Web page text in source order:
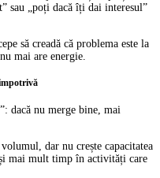
sau „poți dacă îți dai interesul”
să creadă că problema este la
mai are energie.
dacă nu merge bine, mai
dar nu crește capacitatea
mai mult timp în activități care